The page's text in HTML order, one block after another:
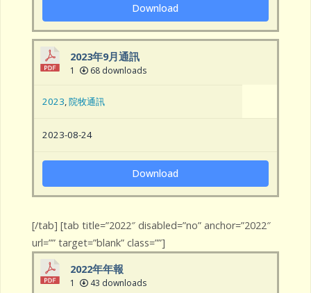
Download
2023年9月通訊
1 68 downloads
2023,院牧通訊
2023-08-24
Download
[/tab] [tab title=”2022″ disabled=”no” anchor=”2022″
url=”” target=”blank” class=””]
2022年年報
1 43 downloads